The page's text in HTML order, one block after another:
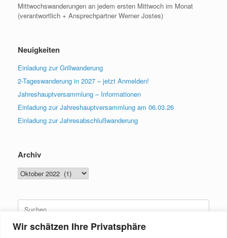
Wir schätzen Ihre Privatsphäre
Mittwochswanderungen an jedem ersten Mittwoch im Monat
(verantwortlich + Ansprechpartner Werner Jostes)
Neuigkeiten
Einladung zur Grillwanderung
2-Tageswanderung in 2027 – jetzt Anmelden!
Jahreshauptversammlung – Informationen
Einladung zur Jahreshauptversammlung am 06.03.26
Einladung zur Jahresabschlußwanderung
Archiv
Archiv
Suchen
nach: